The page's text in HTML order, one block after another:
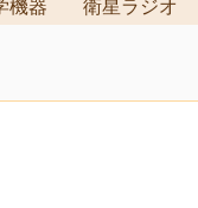
機器 衛星ラジオ